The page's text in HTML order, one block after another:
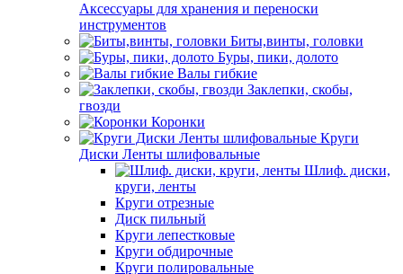
Аксессуары для хранения и переноски
инструментов
Биты,винты, головки
Буры, пики, долото
Валы гибкие
Заклепки, скобы,
гвозди
Коронки
Круги
Диски Ленты шлифовальные
Шлиф. диски,
круги, ленты
Круги отрезные
Диск пильный
Круги лепестковые
Круги обдирочные
Круги полировальные